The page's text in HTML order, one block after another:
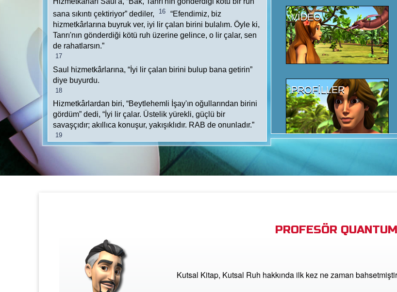
PROFESÖR
Kutsal Kitap, Kutsal Ruh hakkında ilk kez ne zaman